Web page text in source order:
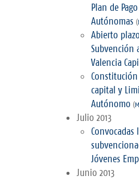
Plan de
Autónomas (
Abierto
Subvención
Valencia
Constitución
capital y
Autónomo (
Julio 2013
Convocadas
Jóvenes
Junio 2013